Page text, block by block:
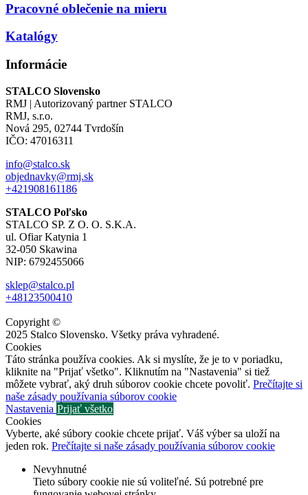
Pracovné oblečenie na mieru
Katalógy
Informácie
STALCO Slovensko
RMJ | Autorizovaný partner STALCO
RMJ, s.r.o.
Nová 295, 02744 Tvrdošín
IČO: 47016311
info@stalco.sk
objednavky@rmj.sk
+421908161186
STALCO Poľsko
STALCO SP. Z O. O. S.K.A.
ul. Ofiar Katynia 1
32-050 Skawina
NIP: 6792455066
sklep@stalco.pl
+48123500410
Copyright ©
2025 Stalco Slovensko. Všetky práva vyhradené.
Cookies
Táto stránka používa cookies. Ak si myslíte, že je to v poriadku,
kliknite na "Prijať všetko". Kliknutím na "Nastavenia" si tiež
môžete vybrať, aký druh súborov cookie chcete povoliť. Prečítajte si
naše zásady používania súborov cookie
Nastavenia Prijať všetko
Cookies
Vyberte, aké súbory cookie chcete prijať. Váš výber sa uloží na
jeden rok. Prečítajte si naše zásady používania súborov cookie
Nevyhnutné
Tieto súbory cookie nie sú voliteľné. Sú potrebné pre